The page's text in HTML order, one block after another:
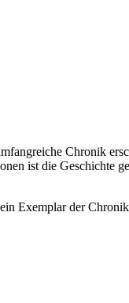
Chronik
ist die Geschichte
Exemplar der